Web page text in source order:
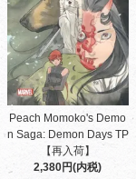
Peach Momoko's Demo
n Saga: Demon Days TP
【再入荷】
2,380円(内税)